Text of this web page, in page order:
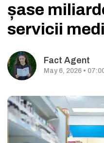
șase
servicii
Fact Agent
May 6, 2026 •